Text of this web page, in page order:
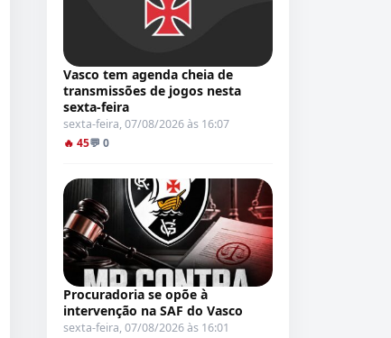
Vasco tem agenda cheia de
transmissões de jogos nesta
sexta-feira
sexta-feira, 07/08/2026 às 16:07
🔥 45💬 0
Procuradoria se opõe à
intervenção na SAF do Vasco
sexta-feira, 07/08/2026 às 16:01